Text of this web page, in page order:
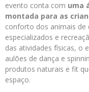
evento conta com uma
montada para as
conforto dos animais de
especializados e
das atividades físicas, o
aulões de dança e
produtos naturais e fit
espaço.